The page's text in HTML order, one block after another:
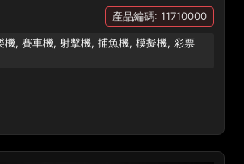
產品編碼: 11710000
機, 賽車機, 射擊機, 捕魚機, 模擬機, 彩票